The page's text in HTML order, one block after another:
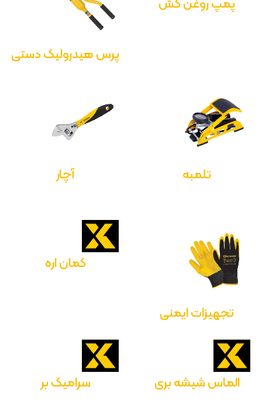
پمپ روغن کش
پرس هیدرولیک دستی
تلمبه آچار
تجهیزات ایمنی
کمان اره
الماس شیشه بری سرامیک بر